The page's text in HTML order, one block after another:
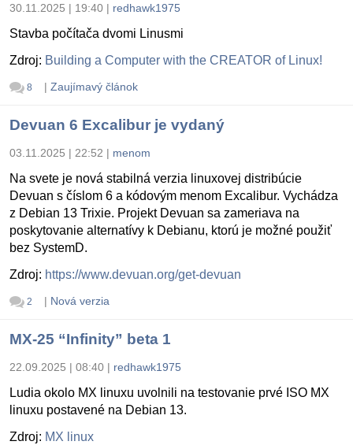
30.11.2025 | 19:40 | redhawk1975
Stavba počítača dvomi Linusmi
Zdroj: Building a Computer with the CREATOR of Linux!
8 | Zaujímavý článok
Devuan 6 Excalibur je vydaný
03.11.2025 | 22:52 | menom
Na svete je nová stabilná verzia linuxovej distribúcie
Devuan s číslom 6 a kódovým menom Excalibur. Vychádza
z Debian 13 Trixie. Projekt Devuan sa zameriava na
poskytovanie alternatívy k Debianu, ktorú je možné použiť
bez SystemD.
Zdroj: https://www.devuan.org/get-devuan
2 | Nová verzia
MX-25 “Infinity” beta 1
22.09.2025 | 08:40 | redhawk1975
Ludia okolo MX linuxu uvolnili na testovanie prvé ISO MX
linuxu postavené na Debian 13.
Zdroj: MX linux